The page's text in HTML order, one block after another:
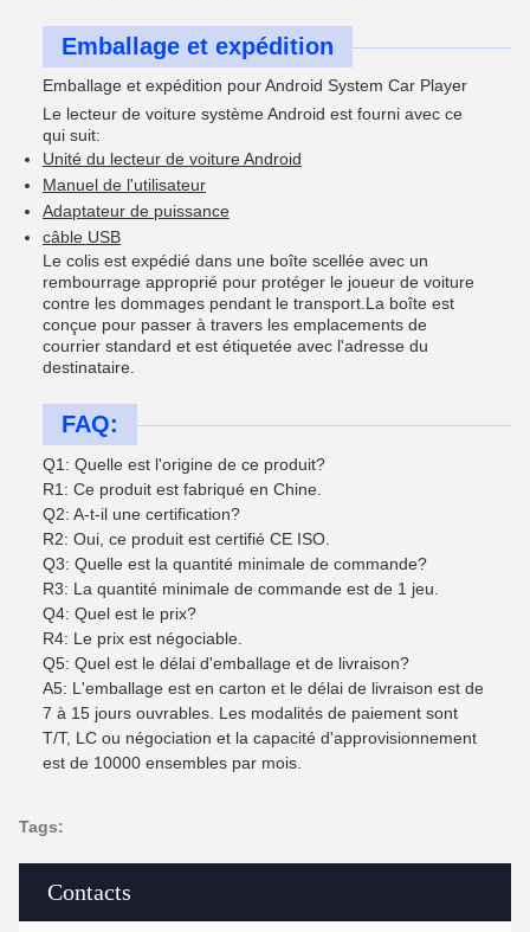
Contacts
Emballage et expédition
Emballage et expédition pour Android System Car Player
Le lecteur de voiture système Android est fourni avec ce
qui suit:
Unité du lecteur de voiture Android
Manuel de l'utilisateur
Adaptateur de puissance
câble USB
Le colis est expédié dans une boîte scellée avec un
rembourrage approprié pour protéger le joueur de voiture
contre les dommages pendant le transport.La boîte est
conçue pour passer à travers les emplacements de
courrier standard et est étiquetée avec l'adresse du
destinataire.
FAQ:
Q1: Quelle est l'origine de ce produit?
R1: Ce produit est fabriqué en Chine.
Q2: A-t-il une certification?
R2: Oui, ce produit est certifié CE ISO.
Q3: Quelle est la quantité minimale de commande?
R3: La quantité minimale de commande est de 1 jeu.
Q4: Quel est le prix?
R4: Le prix est négociable.
Q5: Quel est le délai d'emballage et de livraison?
A5: L'emballage est en carton et le délai de livraison est de
7 à 15 jours ouvrables. Les modalités de paiement sont
T/T, LC ou négociation et la capacité d'approvisionnement
est de 10000 ensembles par mois.
Tags: